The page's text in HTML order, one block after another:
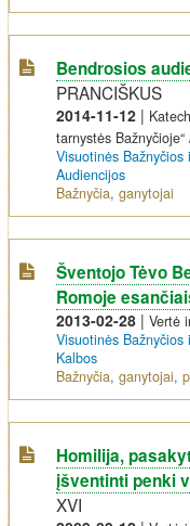
Bendrosios
PRANCIŠKUS
2014-11-12 |
tarnystės
Visuotinės Bažnyčios
Audiencijos
Bažnyčia,ganytojai
Šventojo Tėvo
Romoje
2013-02-28 |Vertė
Visuotinės Bažnyčios
Kalbos
Bažnyčia,ganytojai,
Homilija,
įšventinti penki
XVI